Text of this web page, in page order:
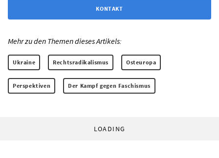
KONTAKT
Mehr zu den Themen dieses Artikels:
Ukraine Rechtsradikalismus Osteuropa
Perspektiven Der Kampf gegen Faschismus
LOADING